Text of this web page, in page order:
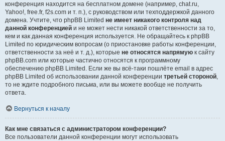
конференция находится на бесплатном домене (например, chat.ru,
Yahoo!, free.fr, f2s.com и т. п.), с руководством или техподдержкой данного
домена. Учтите, что phpBB Limited не имеет никакого контроля над
данной конференцией и не может нести никакой ответственности за то,
кем и как данная конференция используется. Не обращайтесь к phpBB
Limited по юридическим вопросам (о приостановке работы конференции,
ответственности за неё и т. д.), которые не относятся напрямую к сайту
phpBB.com или которые частично относятся к программному
обеспечению phpBB Limited. Если же вы всё-таки пошлёте email в адрес
phpBB Limited об использовании данной конференции третьей стороной,
то не ждите подробного письма, или вы можете вообще не получить
ответа.
Вернуться к началу
Как мне связаться с администратором конференции?
Все пользователи данной конференции могут использовать